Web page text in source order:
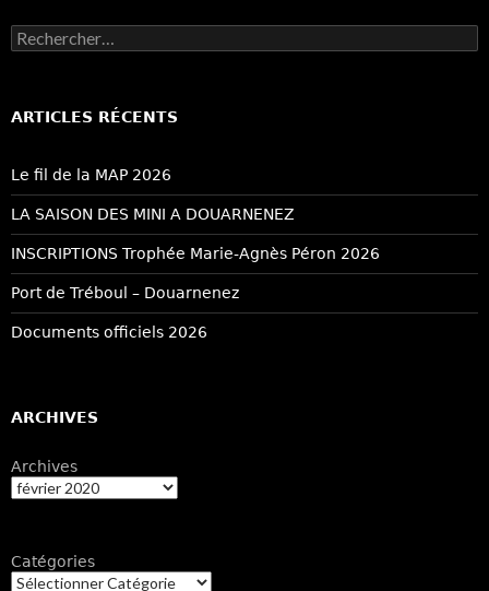
Rechercher :
ARTICLES RÉCENTS
Le fil de la MAP 2026
LA SAISON DES MINI A DOUARNENEZ
INSCRIPTIONS Trophée Marie-Agnès Péron 2026
Port de Tréboul – Douarnenez
Documents officiels 2026
ARCHIVES
Archives
Catégories